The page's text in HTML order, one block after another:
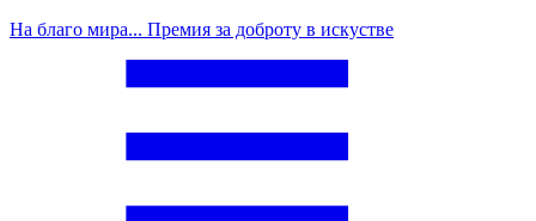
На благо мира... Премия за доброту в искустве